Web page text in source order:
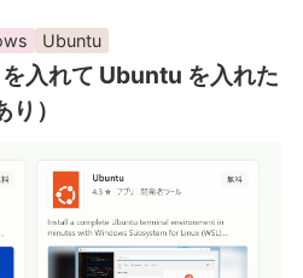
Ubuntu
入れて Ubuntu を入れた
）